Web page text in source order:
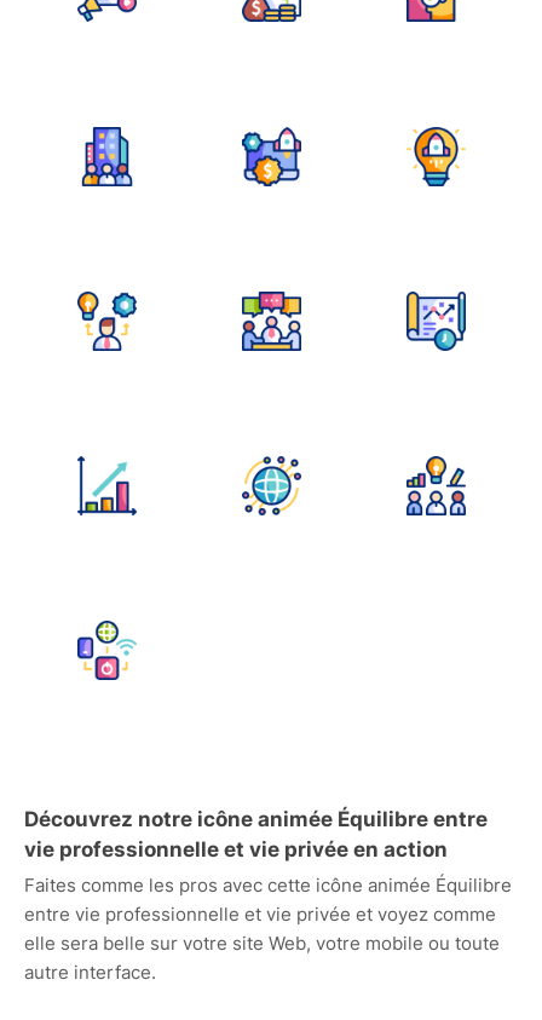
Découvrez notre icône animée Équilibre entre
vie professionnelle et vie privée en action
Faites comme les pros avec cette icône animée Équilibre
entre vie professionnelle et vie privée et voyez comme
elle sera belle sur votre site Web, votre mobile ou toute
autre interface.